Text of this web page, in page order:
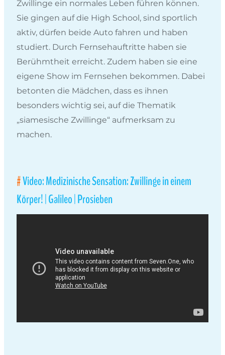
Zwillinge ein normales Leben führen können.
Sie gingen auf die High School, sind sportlich
aktiv, dürfen beide Auto fahren und haben
studiert. Durch Fernsehauftritte haben sie
Berühmtheit erreicht. Zudem haben sie eine
eigene Show im Fernsehen bekommen. Dabei
betonten die Mädchen, dass es ihnen
besonders wichtig sei, auf die Thematik
„siamesische Zwillinge“ aufmerksam zu
machen.
Video: Medizinische Sensation: Zwillinge in einem
Körper! | Galileo | Prosieben